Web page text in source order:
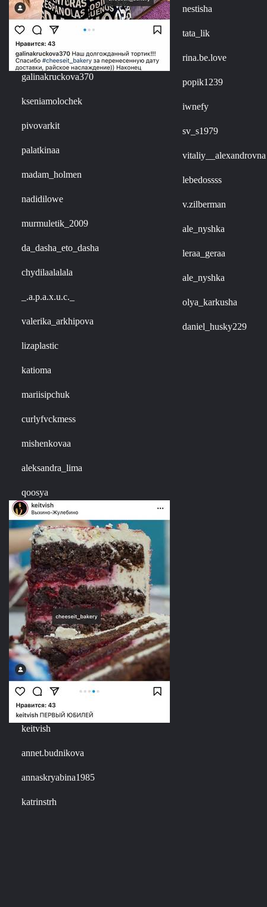
galinakruckova370
kseniamolochek
pivovarkit
palatkinaa
madam_holmen
nadidilowe
murmuletik_2009
da_dasha_eto_dasha
chydilaalalala
_.a.p.a.x.u.c._
valerika_arkhipova
lizaplastic
katioma
mariisipchuk
curlyfvckmess
mishenkovaa
aleksandra_lima
qoosya
keitvish
annet.budnikova
annaskryabina1985
katrinstrh
nestisha
tata_lik
rina.be.love
popik1239
iwnefy
sv_s1979
vitaliy__alexandrovna
lebedossss
v.zilberman
ale_nyshka
leraa_geraa
ale_nyshka
olya_karkusha
daniel_husky229